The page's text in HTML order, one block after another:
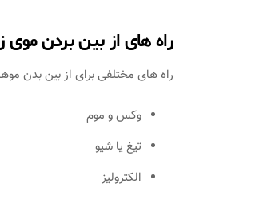
راه های از بین بردن
راه های مختلفی برای از بین بدن
وکس و موم
تیغ یا شیو
الکترولیز